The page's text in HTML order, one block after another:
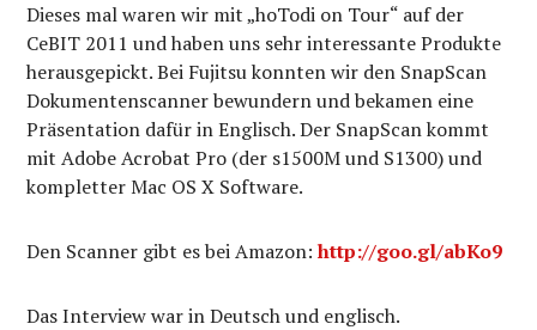
Dieses mal waren wir mit „hoTodi on Tour“ auf der
CeBIT 2011 und haben uns sehr interessante Produkte
herausgepickt. Bei Fujitsu konnten wir den SnapScan
Dokumentenscanner bewundern und bekamen eine
Präsentation dafür in Englisch. Der SnapScan kommt
mit Adobe Acrobat Pro (der s1500M und S1300) und
kompletter Mac OS X Software.
Den Scanner gibt es bei Amazon:http://goo.gl/abKo9
Das Interview war in Deutsch und englisch.